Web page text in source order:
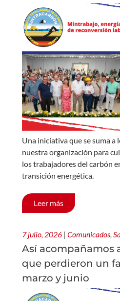
Una iniciativa que se suma a
nuestra organización para
los trabajadores del carbón
transición energética.
Leer más
7 julio, 2026 | Comunicados
Así acompañamos
que perdieron un
marzo y junio